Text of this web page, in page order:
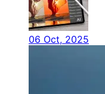
06 Oct, 2025